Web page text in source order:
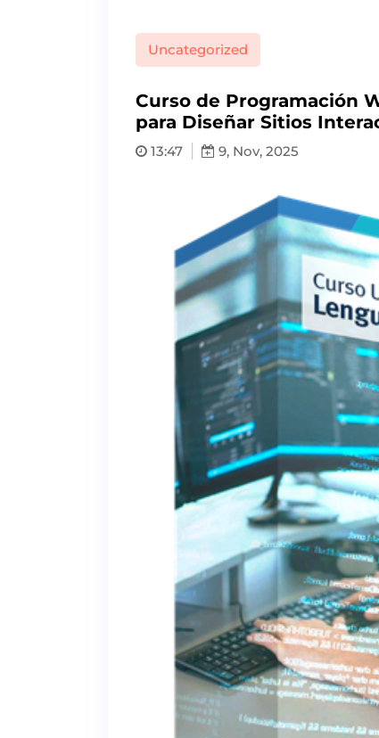
Uncategorized
Curso de Programación
para Diseñar Sitios
13:47 9, Nov, 2025